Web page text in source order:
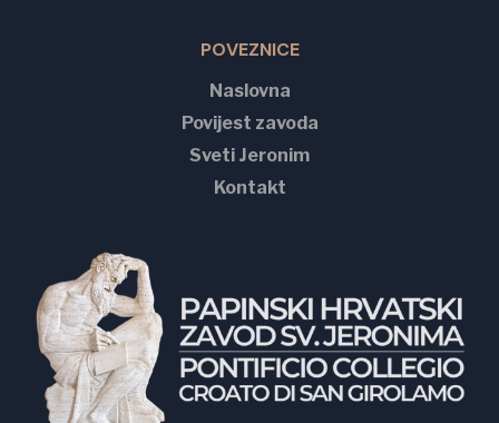
POVEZNICE
Naslovna
Povijest zavoda
Sveti Jeronim
Kontakt